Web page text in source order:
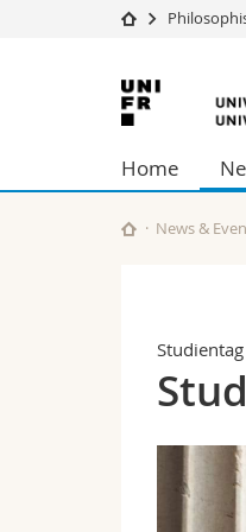
Studium
Forschung
Universität
Home
News &
Studientag